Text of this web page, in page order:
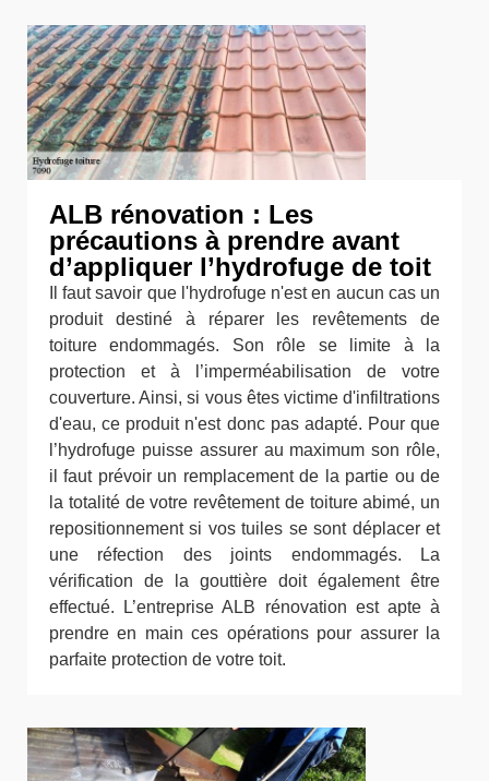
ALB rénovation : Les
précautions à prendre avant
d’appliquer l’hydrofuge de toit
Il faut savoir que l'hydrofuge n'est en aucun cas un
produit destiné à réparer les revêtements de
toiture endommagés. Son rôle se limite à la
protection et à l’imperméabilisation de votre
couverture. Ainsi, si vous êtes victime d'infiltrations
d'eau, ce produit n'est donc pas adapté. Pour que
l’hydrofuge puisse assurer au maximum son rôle,
il faut prévoir un remplacement de la partie ou de
la totalité de votre revêtement de toiture abimé, un
repositionnement si vos tuiles se sont déplacer et
une réfection des joints endommagés. La
vérification de la gouttière doit également être
effectué. L’entreprise ALB rénovation est apte à
prendre en main ces opérations pour assurer la
parfaite protection de votre toit.